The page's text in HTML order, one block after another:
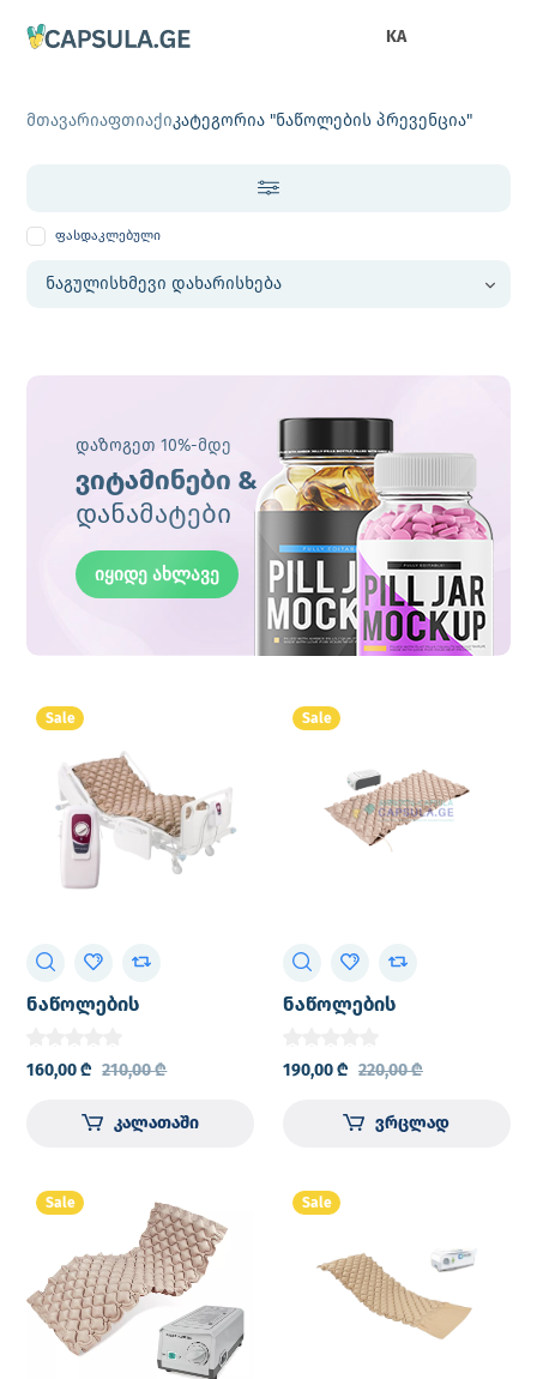
KA
მთავარიაფთიაქიკატეგორია "ნაწოლების პრევენცია"
ფასდაკლებული
დაზოგეთ 10%-მდე
ვიტამინები &
დანამატები
იყიდე ახლავე
Sale
ნაწოლების
(PLUSMED / პლუსმედი)
160,00₾ 210,00₾
კალათაში
Sale
ნაწოლების
(PLUSMED / პლუსმედი)
190,00₾ 220,00₾
ვრცლად
Sale Sale